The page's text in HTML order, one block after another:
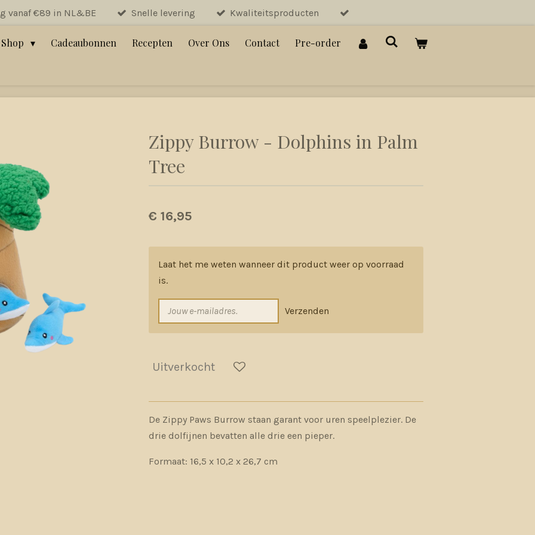
vanaf €89 in NL&BE Snelle levering Kwaliteitsproducten
Shop Cadeaubonnen Recepten Over Ons Contact Pre-order
Zippy Burrow - Dolphins in Palm
Tree
€ 16,95
Laat het me weten wanneer dit product weer op voorraad
is.
Verzenden
Uitverkocht
De Zippy Paws Burrow staan garant voor uren speelplezier. De
drie dolfijnen bevatten alle drie een pieper.
Formaat: 16,5 x 10,2 x 26,7 cm